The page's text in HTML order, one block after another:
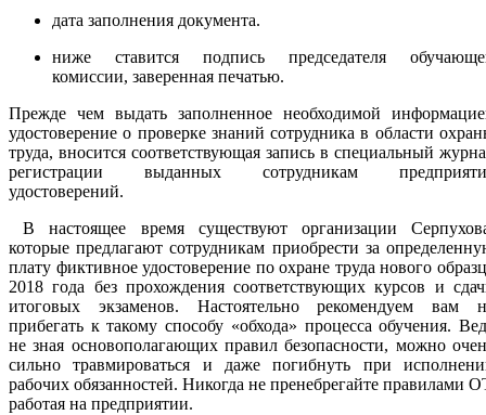
дата заполнения документа.
ниже ставится подпись председателя
комиссии, заверенная печатью.
Прежде чем выдать заполненное необходимой
удостоверение о проверке знаний сотрудника в области
труда, вносится соответствующая запись в специальный
регистрации выданных сотрудникам
удостоверений.
В настоящее время существуют организации
которые предлагают сотрудникам приобрести за
плату фиктивное удостоверение по охране труда нового
2018 года без прохождения соответствующих курсов и
итоговых экзаменов. Настоятельно рекомендуем вам
прибегать к такому способу «обхода» процесса обучения.
не зная основополагающих правил безопасности, можно
сильно травмироваться и даже погибнуть при
рабочих обязанностей. Никогда не пренебрегайте правилами
работая на предприятии.